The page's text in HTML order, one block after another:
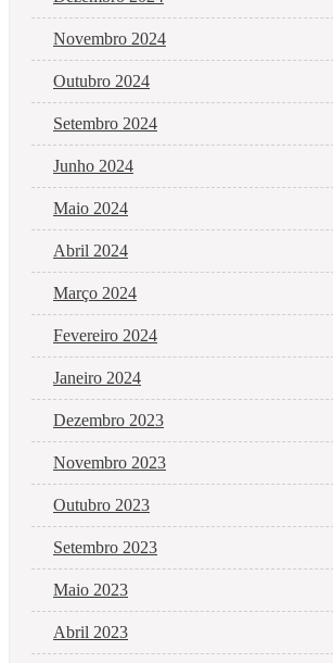
Novembro 2024
Outubro 2024
Setembro 2024
Junho 2024
Maio 2024
Abril 2024
Março 2024
Fevereiro 2024
Janeiro 2024
Dezembro 2023
Novembro 2023
Outubro 2023
Setembro 2023
Maio 2023
Abril 2023